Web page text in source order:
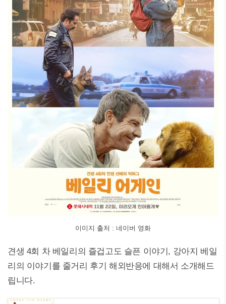
이미지 출처 : 네이버 영화
견생 4회 차 베일리의 즐겁고도 슬픈 이야기, 강아지 베일
리의 이야기를 줄거리 후기 해외반응에 대해서 소개해드
립니다.